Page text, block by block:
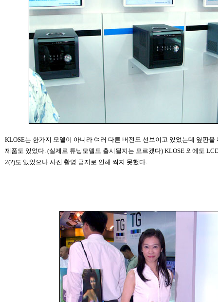
KLOSE는 한가지 모델이 아니라 여러 다른 버전도 선보이고 있었는데 옆판을
제품도 있었다. (실제로 튜닝모델도 출시될지는 모르겠다) KLOSE 외에도
2(?)도 있었으나 사진 촬영 금지로 인해 찍지 못했다.